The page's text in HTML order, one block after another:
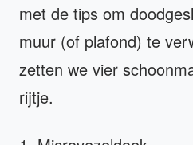
met de tips om
muur (of plafond) te
zetten we vier
rijtje.